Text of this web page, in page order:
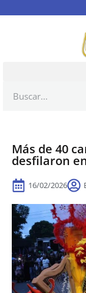
Más de 40
desfilaron
16/02/2026